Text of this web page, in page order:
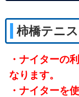
柿橋テニ
・ナイターの
なります。
・ナイターを